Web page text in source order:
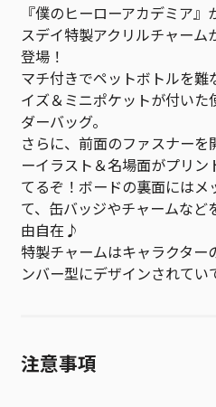
『僕のヒーローアカデミア
スデイ特製アクリルチャー
登場！
マチ付きでペットボトルを
イズ＆ミニポケットが付い
ダーバッグ。
さらに、前面のファスナーを
ーイラスト＆名場面がプリ
てるぞ！ボードの裏面には
て、缶バッジやチャームなど
由自在♪
特製チャームはキャラクター
ンバー型にデザインされて
注意事項